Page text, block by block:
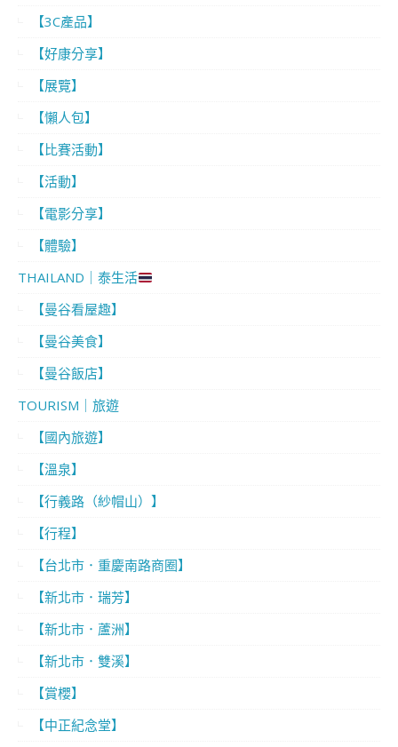
【3C產品】
【好康分享】
【展覽】
【懶人包】
【比賽活動】
【活動】
【電影分享】
【體驗】
THAILAND｜泰生活
【曼谷看屋趣】
【曼谷美食】
【曼谷飯店】
TOURISM｜旅遊
【國內旅遊】
【溫泉】
【行義路（紗帽山）】
【行程】
【台北市．重慶南路商圈】
【新北市．瑞芳】
【新北市．蘆洲】
【新北市．雙溪】
【賞櫻】
【中正紀念堂】